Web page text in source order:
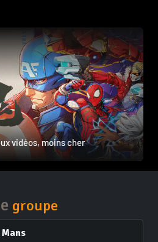
vidéos, moins cher
groupe